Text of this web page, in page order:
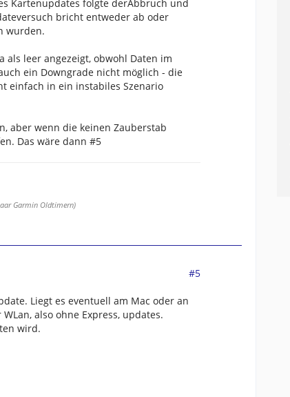
Kartenupdates folgte derAbbruch und
bricht entweder ab oder
wurden.
als leer angezeigt, obwohl Daten im
ein Downgrade nicht möglich - die
einfach in ein instabiles Szenario
aber wenn die keinen Zauberstab
Das wäre dann #5
Garmin Oldtimern)
#5
Liegt es eventuell am Mac oder an
also ohne Express, updates.
wird.